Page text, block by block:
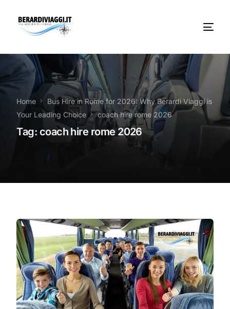
Home
Bus Hire in Rome for 2026: Why Berardi Viaggi is
Your Leading Choice
coach hire rome 2026
Tag: coach hire rome 2026
Chi Siamo
Noleggio
Autobus servizi
Vacanze Viaggi Frosinone